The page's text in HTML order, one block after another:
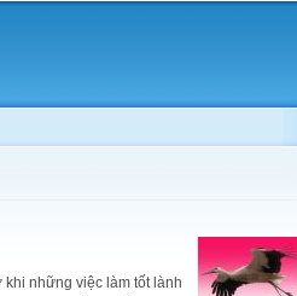
những việc làm tốt lành